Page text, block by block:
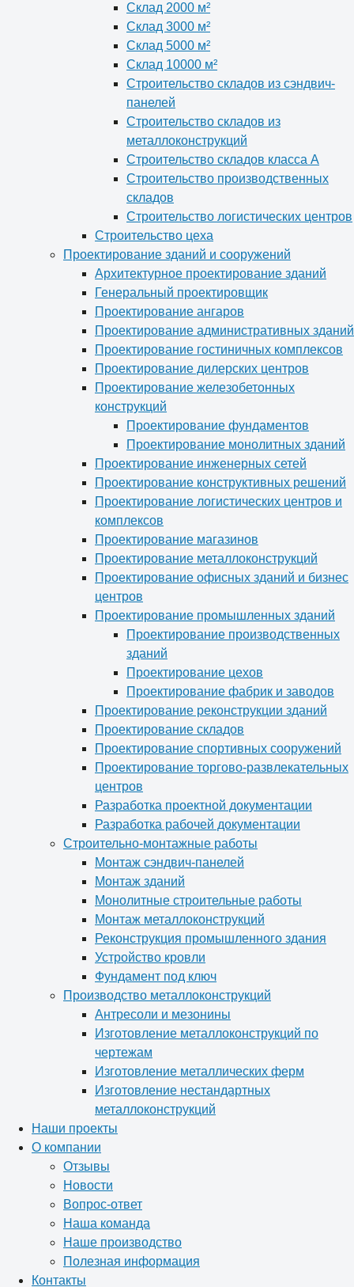
Склад 2000 м²
Склад 3000 м²
Склад 5000 м²
Склад 10000 м²
Строительство складов из сэндвич-
панелей
Строительство складов из
металлоконструкций
Строительство складов класса А
Строительство производственных
складов
Строительство логистических центров
Строительство цеха
Проектирование зданий и сооружений
Архитектурное проектирование зданий
Генеральный проектировщик
Проектирование ангаров
Проектирование административных зданий
Проектирование гостиничных комплексов
Проектирование дилерских центров
Проектирование железобетонных
конструкций
Проектирование фундаментов
Проектирование монолитных зданий
Проектирование инженерных сетей
Проектирование конструктивных решений
Проектирование логистических центров и
комплексов
Проектирование магазинов
Проектирование металлоконструкций
Проектирование офисных зданий и бизнес
центров
Проектирование промышленных зданий
Проектирование производственных
зданий
Проектирование цехов
Проектирование фабрик и заводов
Проектирование реконструкции зданий
Проектирование складов
Проектирование спортивных сооружений
Проектирование торгово-развлекательных
центров
Разработка проектной документации
Разработка рабочей документации
Строительно-монтажные работы
Монтаж сэндвич-панелей
Монтаж зданий
Монолитные строительные работы
Монтаж металлоконструкций
Реконструкция промышленного здания
Устройство кровли
Фундамент под ключ
Производство металлоконструкций
Антресоли и мезонины
Изготовление металлоконструкций по
чертежам
Изготовление металлических ферм
Изготовление нестандартных
металлоконструкций
Наши проекты
О компании
Отзывы
Новости
Вопрос-ответ
Наша команда
Наше производство
Полезная информация
Контакты